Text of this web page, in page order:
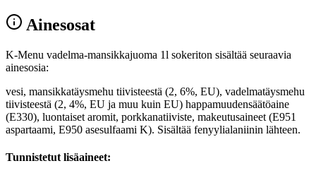
Ainesosat
K-Menu vadelma-mansikkajuoma 1l sokeriton sisältää seuraavia
ainesosia:
vesi, mansikkatäysmehu tiivisteestä (2, 6%, EU), vadelmatäysmehu
tiivisteestä (2, 4%, EU ja muu kuin EU) happamuudensäätöaine
(E330), luontaiset aromit, porkkanatiiviste, makeutusaineet (E951
aspartaami, E950 asesulfaami K). Sisältää fenyylialaniinin lähteen.
Tunnistetut lisäaineet: